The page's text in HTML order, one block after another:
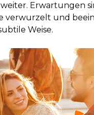
Erwartungen
verwurzelt und
Weise.